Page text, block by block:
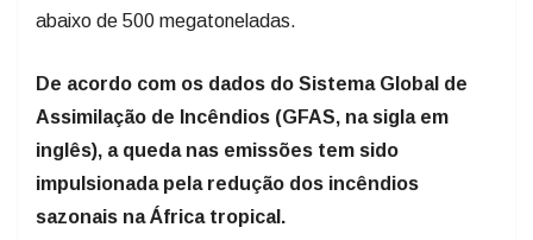
abaixo de 500 megatoneladas.
De acordo com os dados do Sistema Global de
Assimilação de Incêndios (GFAS, na sigla em
inglês), a queda nas emissões tem sido
impulsionada pela redução dos incêndios
sazonais na África tropical.